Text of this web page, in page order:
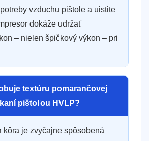
vzduchu pištole a uistite
dokáže udržať
– nielen špičkový výkon – pri
textúru pomarančovej
pištoľou HVLP?
kôra je zvyčajne spôsobená